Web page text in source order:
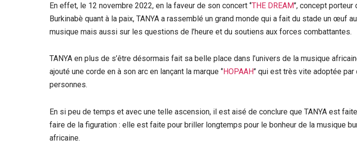
En effet, le 12 novembre 2022, en la faveur de son concert ‘’THE DREAM’’, concept
Burkinabè quant à la paix, TANYA a rassemblé un grand monde qui a fait du stade un œuf
musique mais aussi sur les questions de l’heure et du soutiens aux forces combattantes.
TANYA en plus de s’être désormais fait sa belle place dans l’univers de la musique
ajouté une corde en à son arc en lançant la marque ‘’HOPAAH’’ qui est très vite adoptée
personnes.
En si peu de temps et avec une telle ascension, il est aisé de conclure que TANYA est
faire de la figuration : elle est faite pour briller longtemps pour le bonheur de la musique
africaine.